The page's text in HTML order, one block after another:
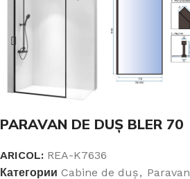
PARAVAN DE DUȘ BLER 70
ARICOL: REA-K7636
Категории Cabine de duş, Paravan